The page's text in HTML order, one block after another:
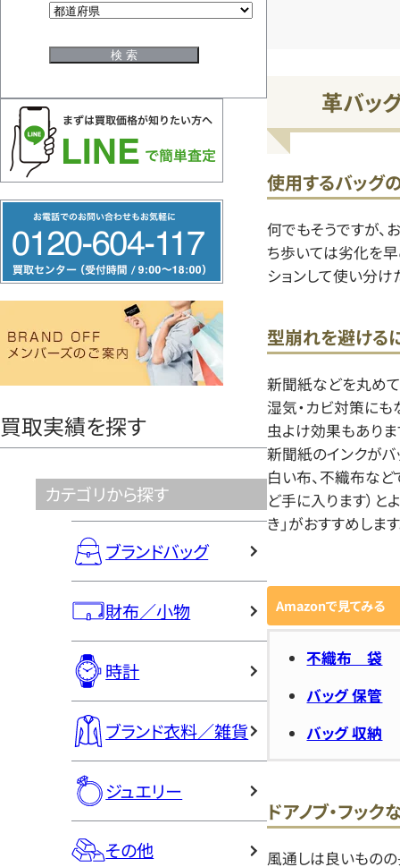
リ
ー
ヤ
買取実績を探す
カテゴリから探す
ブランドバッグ
財布／小物
時計
ブランド衣料／雑貨
ジュエリー
その他
革バッ
使用するバッグ
何でもそうですが
ち歩いては劣化を
ションして使い分
型崩れを避ける
新聞紙などを丸めて
湿気・カビ対策にも
虫よけ効果もありま
新聞紙のインクがバ
白い布、不織布な
ど手に入ります）と
き」がおすすめします
Amazonで見てみる
不織布 袋
バッグ 保管
バッグ 収納
ドアノブ・フッ
風通しは良いもの